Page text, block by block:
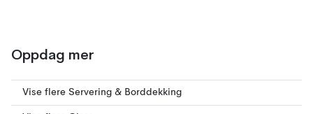
Oppdag mer
Vise flere Servering & Borddekking